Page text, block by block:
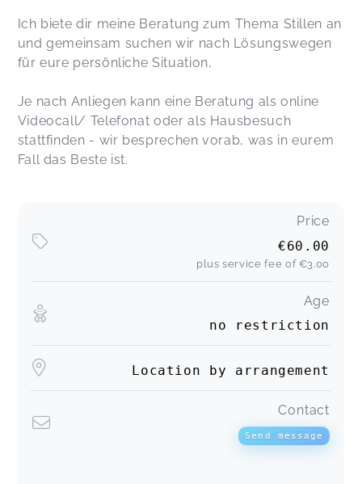
Ich biete dir meine Beratung zum Thema Stillen an
und gemeinsam suchen wir nach Lösungswegen
für eure persönliche Situation,
Je nach Anliegen kann eine Beratung als online
Videocall/ Telefonat oder als Hausbesuch
stattfinden - wir besprechen vorab, was in eurem
Fall das Beste ist.
Price
€60.00
plus service fee of €3.00
Age
no restriction
Location by arrangement
Contact
Send message